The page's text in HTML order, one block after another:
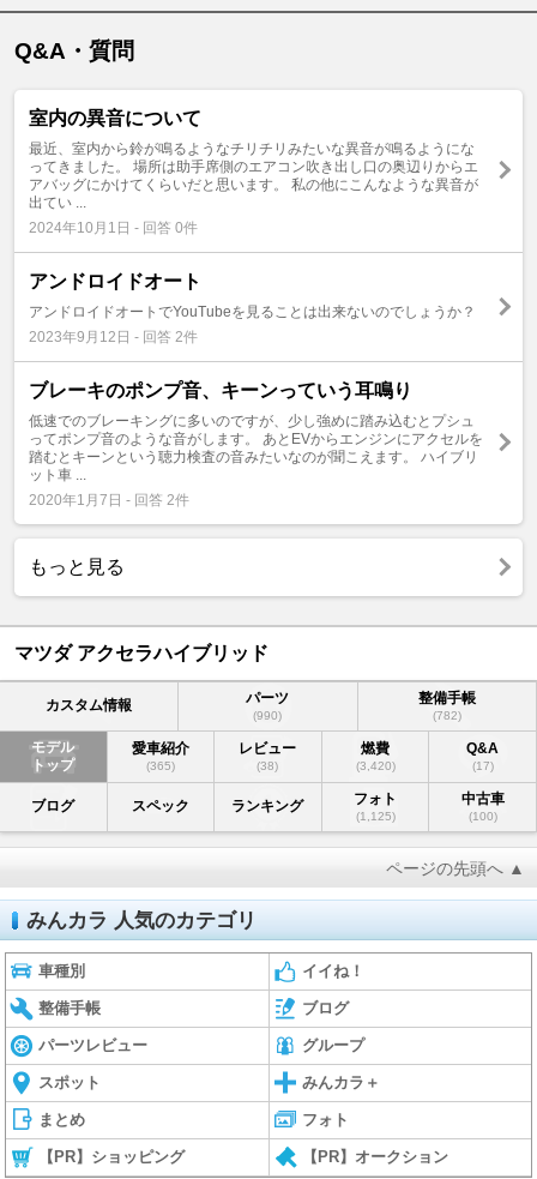
Q&A・質問
室内の異音について
最近、室内から鈴が鳴るようなチリチリみたいな異音が鳴るようにな
ってきました。 場所は助手席側のエアコン吹き出し口の奥辺りからエ
アバッグにかけてくらいだと思います。 私の他にこんなような異音が
出てい ...
2024年10月1日 - 回答 0件
アンドロイドオート
アンドロイドオートでYouTubeを見ることは出来ないのでしょうか？
2023年9月12日 - 回答 2件
ブレーキのポンプ音、キーンっていう耳鳴り
低速でのブレーキングに多いのですが、少し強めに踏み込むとプシュ
ってポンプ音のような音がします。 あとEVからエンジンにアクセルを
踏むとキーンという聴力検査の音みたいなのが聞こえます。 ハイブリ
ット車 ...
2020年1月7日 - 回答 2件
もっと見る
マツダ アクセラハイブリッド
カスタム情報 パーツ
(990)
整備手帳
(782)
モデル
トップ
愛車紹介
(365)
レビュー
(38)
燃費
(3,420)
Q&A
(17)
ブログ スペック ランキング フォト
(1,125)
中古車
(100)
ページの先頭へ ▲
みんカラ 人気のカテゴリ
車種別 イイね！
整備手帳 ブログ
パーツレビュー グループ
スポット みんカラ＋
まとめ フォト
【PR】ショッピング 【PR】オークション